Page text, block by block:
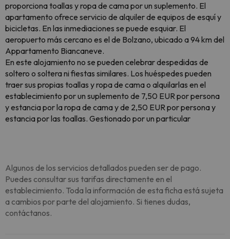
proporciona toallas y ropa de cama por un suplemento. El
apartamento ofrece servicio de alquiler de equipos de esquí y
bicicletas. En las inmediaciones se puede esquiar. El
aeropuerto más cercano es el de Bolzano, ubicado a 94 km del
Appartamento Biancaneve.
En este alojamiento no se pueden celebrar despedidas de
soltero o soltera ni fiestas similares. Los huéspedes pueden
traer sus propias toallas y ropa de cama o alquilarlas en el
establecimiento por un suplemento de 7,50 EUR por persona
y estancia por la ropa de cama y de 2,50 EUR por persona y
estancia por las toallas. Gestionado por un particular
Algunos de los servicios detallados pueden ser de pago.
Puedes consultar sus tarifas directamente en el
establecimiento. Toda la información de esta ficha está sujeta
a cambios por parte del alojamiento. Si tienes dudas,
contáctanos.